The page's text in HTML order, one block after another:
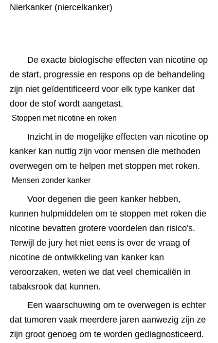
Nierkanker (niercelkanker)
De exacte biologische effecten van nicotine op
de start, progressie en respons op de behandeling
zijn niet geïdentificeerd voor elk type kanker dat
door de stof wordt aangetast.
Stoppen met nicotine en roken
Inzicht in de mogelijke effecten van nicotine op
kanker kan nuttig zijn voor mensen die methoden
overwegen om te helpen met stoppen met roken.
Mensen zonder kanker
Voor degenen die geen kanker hebben,
kunnen hulpmiddelen om te stoppen met roken die
nicotine bevatten grotere voordelen dan risico's.
Terwijl de jury het niet eens is over de vraag of
nicotine de ontwikkeling van kanker kan
veroorzaken, weten we dat veel chemicaliën in
tabaksrook dat kunnen.
Een waarschuwing om te overwegen is echter
dat tumoren vaak meerdere jaren aanwezig zijn ze
zijn groot genoeg om te worden gediagnosticeerd.